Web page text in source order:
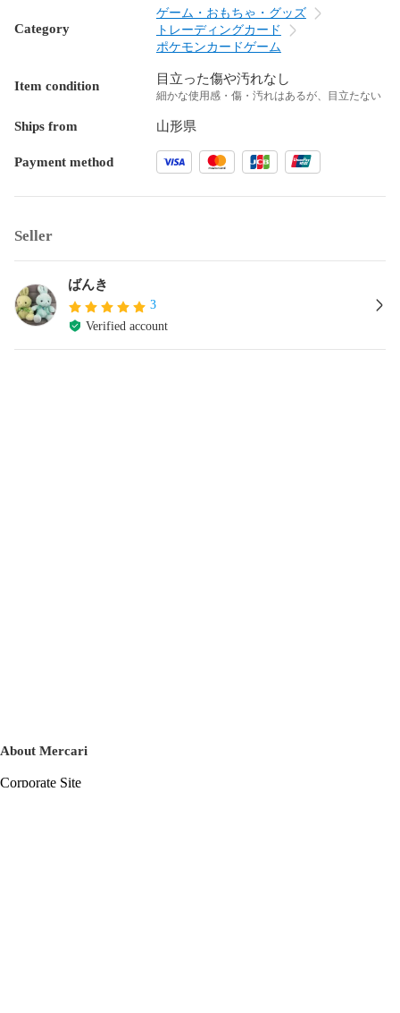
Category
ゲーム・おもちゃ・グッズ
トレーディングカード
ポケモンカードゲーム
Item condition 目立った傷や汚れなし
細かな使用感・傷・汚れはあるが、目立たない
Ships from 山形県
Payment method
Seller
ばんき
3
Verified account
About Mercari
Corporate Site